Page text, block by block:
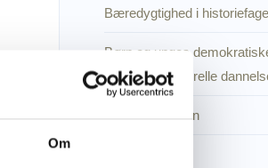
Om
Bæredygtighed i
Børn og unges
digitale og kulturelle
Dannelsesbroen